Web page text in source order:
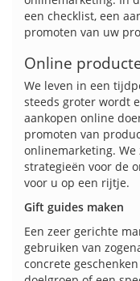
een checklist, een
promoten van uw
Online
We leven in een
steeds groter wordt
aankopen online
promoten van
onlinemarketing. We
strategieën voor de
voor u op een rijtje.
Gift guides maken
Een zeer gerichte
gebruiken van
concrete